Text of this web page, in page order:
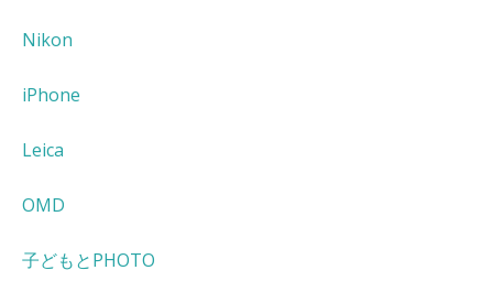
Nikon
iPhone
Leica
OMD
子どもとPHOTO